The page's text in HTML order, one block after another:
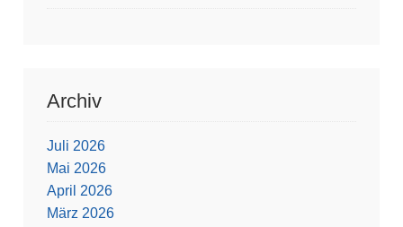
Archiv
Juli 2026
Mai 2026
April 2026
März 2026